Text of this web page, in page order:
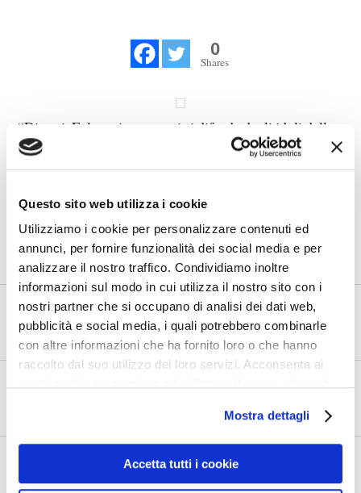
Questo sito web utilizza i cookie
Utilizziamo i cookie per personalizzare contenuti ed
annunci, per fornire funzionalità dei social media e per
analizzare il nostro traffico. Condividiamo inoltre
informazioni sul modo in cui utilizza il nostro sito con i
nostri partner che si occupano di analisi dei dati web,
pubblicità e social media, i quali potrebbero combinarle
con altre informazioni che ha fornito loro o che hanno
raccolto dal suo utilizzo dei loro servizi. Acconsenta ai
Mostra dettagli
Accetta tutti i cookie
0
Shares
“Dimmi, Fulgenzio, come ci si difende dagli idoli della
Madre Terra?” “Splash, Terenzio, splash.”
0
Shares
PRECEDENTE
Dialoghetti in pillole 1
SUCCESSIVO
Dialoghetti in pillole 4
Lascia un commento